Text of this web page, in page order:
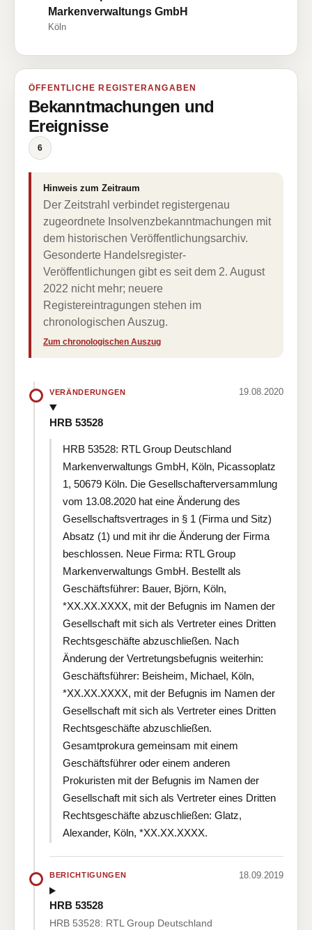
Markenverwaltungs GmbH
Köln
ÖFFENTLICHE REGISTERANGABEN
Bekanntmachungen und
Ereignisse
6
Hinweis zum Zeitraum
Der Zeitstrahl verbindet registergenau
zugeordnete Insolvenzbekanntmachungen mit
dem historischen Veröffentlichungsarchiv.
Gesonderte Handelsregister-
Veröffentlichungen gibt es seit dem 2. August
2022 nicht mehr; neuere
Registereintragungen stehen im
chronologischen Auszug.
Zum chronologischen Auszug
VERÄNDERUNGEN 19.08.2020
HRB 53528
HRB 53528: RTL Group Deutschland
Markenverwaltungs GmbH, Köln, Picassoplatz
1, 50679 Köln. Die Gesellschafterversammlung
vom 13.08.2020 hat eine Änderung des
Gesellschaftsvertrages in § 1 (Firma und Sitz)
Absatz (1) und mit ihr die Änderung der Firma
beschlossen. Neue Firma: RTL Group
Markenverwaltungs GmbH. Bestellt als
Geschäftsführer: Bauer, Björn, Köln,
*XX.XX.XXXX, mit der Befugnis im Namen der
Gesellschaft mit sich als Vertreter eines Dritten
Rechtsgeschäfte abzuschließen. Nach
Änderung der Vertretungsbefugnis weiterhin:
Geschäftsführer: Beisheim, Michael, Köln,
*XX.XX.XXXX, mit der Befugnis im Namen der
Gesellschaft mit sich als Vertreter eines Dritten
Rechtsgeschäfte abzuschließen.
Gesamtprokura gemeinsam mit einem
Geschäftsführer oder einem anderen
Prokuristen mit der Befugnis im Namen der
Gesellschaft mit sich als Vertreter eines Dritten
Rechtsgeschäfte abzuschließen: Glatz,
Alexander, Köln, *XX.XX.XXXX.
BERICHTIGUNGEN 18.09.2019
HRB 53528
HRB 53528: RTL Group Deutschland